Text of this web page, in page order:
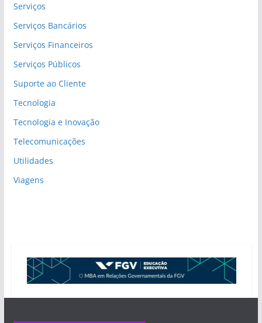
Serviços
Serviços Bancários
Serviços Financeiros
Serviços Públicos
Suporte ao Cliente
Tecnologia
Tecnologia e Inovação
Telecomunicações
Utilidades
Viagens